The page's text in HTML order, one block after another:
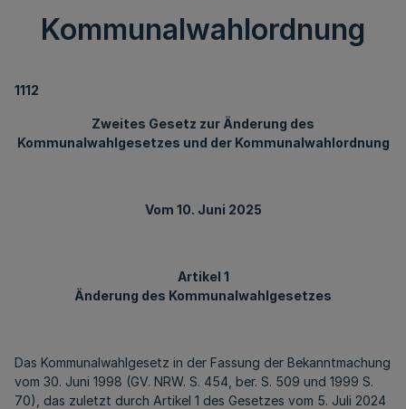
Kommunalwahlordnung
1112
Zweites Gesetz zur Änderung des
Kommunalwahlgesetzes und der Kommunalwahlordnung
Vom 10. Juni 2025
Artikel 1
Änderung des Kommunalwahlgesetzes
Das Kommunalwahlgesetz in der Fassung der Bekanntmachung
vom 30. Juni 1998 (GV. NRW. S. 454, ber. S. 509 und 1999 S.
70), das zuletzt durch Artikel 1 des Gesetzes vom 5. Juli 2024